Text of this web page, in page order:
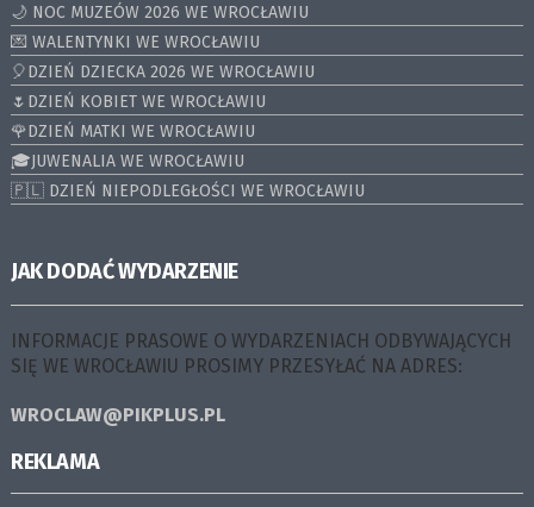
🌙 NOC MUZEÓW 2026 WE WROCŁAWIU
💌 WALENTYNKI WE WROCŁAWIU
🎈DZIEŃ DZIECKA 2026 WE WROCŁAWIU
🌷DZIEŃ KOBIET WE WROCŁAWIU
🌹DZIEŃ MATKI WE WROCŁAWIU
🎓JUWENALIA WE WROCŁAWIU
🇵🇱 DZIEŃ NIEPODLEGŁOŚCI WE WROCŁAWIU
JAK DODAĆ WYDARZENIE
INFORMACJE PRASOWE O WYDARZENIACH ODBYWAJĄCYCH
SIĘ WE WROCŁAWIU PROSIMY PRZESYŁAĆ NA ADRES:
WROCLAW@PIKPLUS.PL
REKLAMA